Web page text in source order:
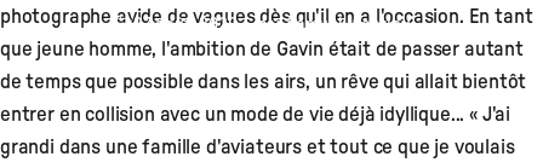
27 août, 2020 parSamuel Westley
photographe avide de vagues dès qu'il en a l'occasion. En tant
que jeune homme, l'ambition de Gavin était de passer autant
de temps que possible dans les airs, un rêve qui allait bientôt
entrer en collision avec un mode de vie déjà idyllique... « J'ai
grandi dans une famille d'aviateurs et tout ce que je voulais